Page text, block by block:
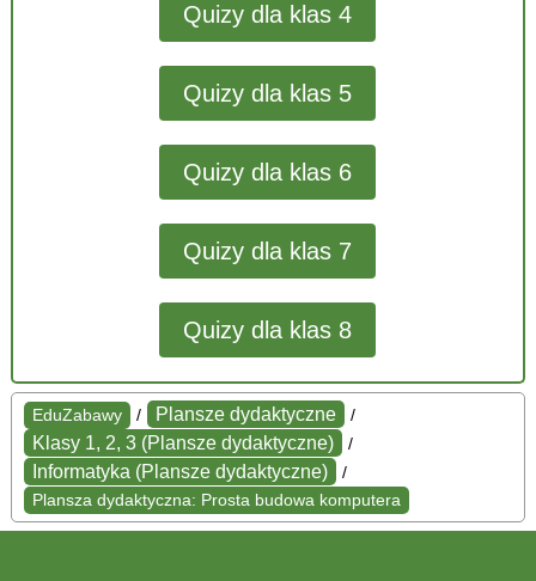
Quizy dla klas 4
Quizy dla klas 5
Quizy dla klas 6
Quizy dla klas 7
Quizy dla klas 8
EduZabawy / Plansze dydaktyczne /
Klasy 1, 2, 3 (Plansze dydaktyczne) /
Informatyka (Plansze dydaktyczne)
/
Plansza dydaktyczna: Prosta budowa komputera